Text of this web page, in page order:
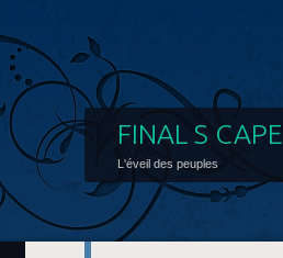
FINAL S CAPE
L'éveil des peuples